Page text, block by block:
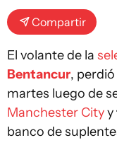
Compartir
El volante de la
Bentancur,
martes luego de
Manchester Cityy
banco de